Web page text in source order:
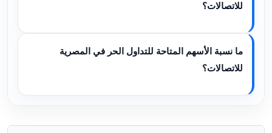
للاتصالات؟
ما نسبة الأسهم المتاحة للتداول الحر في المصرية
للاتصالات؟